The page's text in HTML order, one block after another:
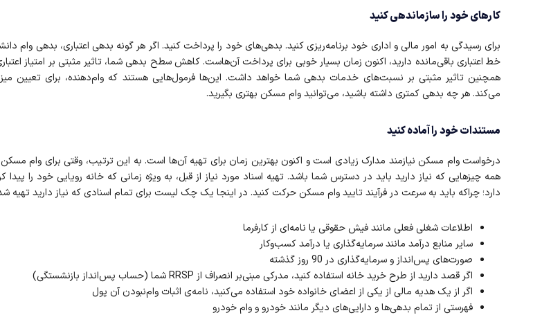
کارهای خود را سازماندهی کنید
برای رسیدگی به امور مالی و اداری خود برنامه‌ریزی کنید. بدهی‌های خود را پرداخت کنید. اگر هر گونه بدهی اعتباری، بدهی وام
خط اعتباری باقی‌مانده دارید، اکنون زمان بسیار خوبی برای پرداخت آن‌هاست. کاهش سطح بدهی شما، تاثیر مثبتی بر امتیاز
همچنین تاثیر مثبتی بر نسبت‌های خدمات بدهی شما خواهد داشت. این‌ها فرمول‌هایی هستند که وام‌دهنده، برای تعیین
می‌کند. هر چه بدهی کمتری داشته باشید، می‌توانید وام مسکن بهتری بگیرید.
مستندات خود را آماده کنید
درخواست وام مسکن نیازمند مدارک زیادی است و اکنون بهترین زمان برای تهیه آن‌ها است. به این ترتیب، وقتی برای وام
همه چیزهایی که نیاز دارید باید در دسترس شما باشد. تهیه اسناد مورد نیاز از قبل، به ویژه زمانی که خانه رویایی خود را پیدا
دارد؛ چراکه باید به سرعت در فرآیند تایید وام مسکن حرکت کنید. در اینجا یک چک لیست برای تمام اسنادی که نیاز دارید تهیه
اطلاعات شغلی فعلی مانند فیش حقوقی یا نامه‌ای از کارفرما
سایر منابع درآمد مانند سرمایه‌گذاری یا درآمد کسب‌و‌کار
صورت‌های پس‌انداز و سرمایه‌گذاری در 90 روز گذشته
اگر قصد دارید از طرح خرید خانه استفاده کنید، مدرکی مبنی‌بر انصراف از RRSP شما (حساب پس‌انداز بازنشستگی)
اگر از یک هدیه مالی از یکی از اعضای خانواده خود استفاده می‌کنید، نامه‌ی اثبات وام‌نبودن آن پول
فهرستی از تمام بدهی‌ها و دارایی‌های دیگر مانند خودرو و وام خودرو